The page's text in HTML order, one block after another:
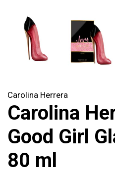
Carolina Herrera
Carolina
Good Girl
80 ml